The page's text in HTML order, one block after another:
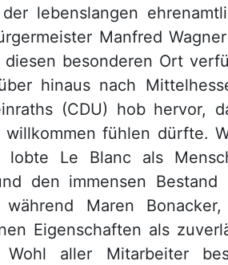
lebenslangen
Manfred
besonderen Ort
hinaus nach
(CDU) hob hervor,
fühlen dürfte.
lobte Le Blanc als
den immensen Bestand
während Maren
Eigenschaften als
aller Mitarbeiter